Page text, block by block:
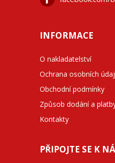
INFORMACE
O nakladatelství
Ochrana osobních
Obchodní podmínky
Způsob dodání a
Kontakty
PŘIPOJTE SE K